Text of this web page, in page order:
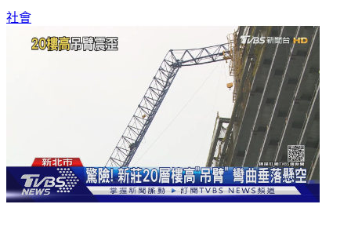
社會